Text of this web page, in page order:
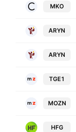
MKO
ARYN
ARYN
TGE1
MOZN
HFG